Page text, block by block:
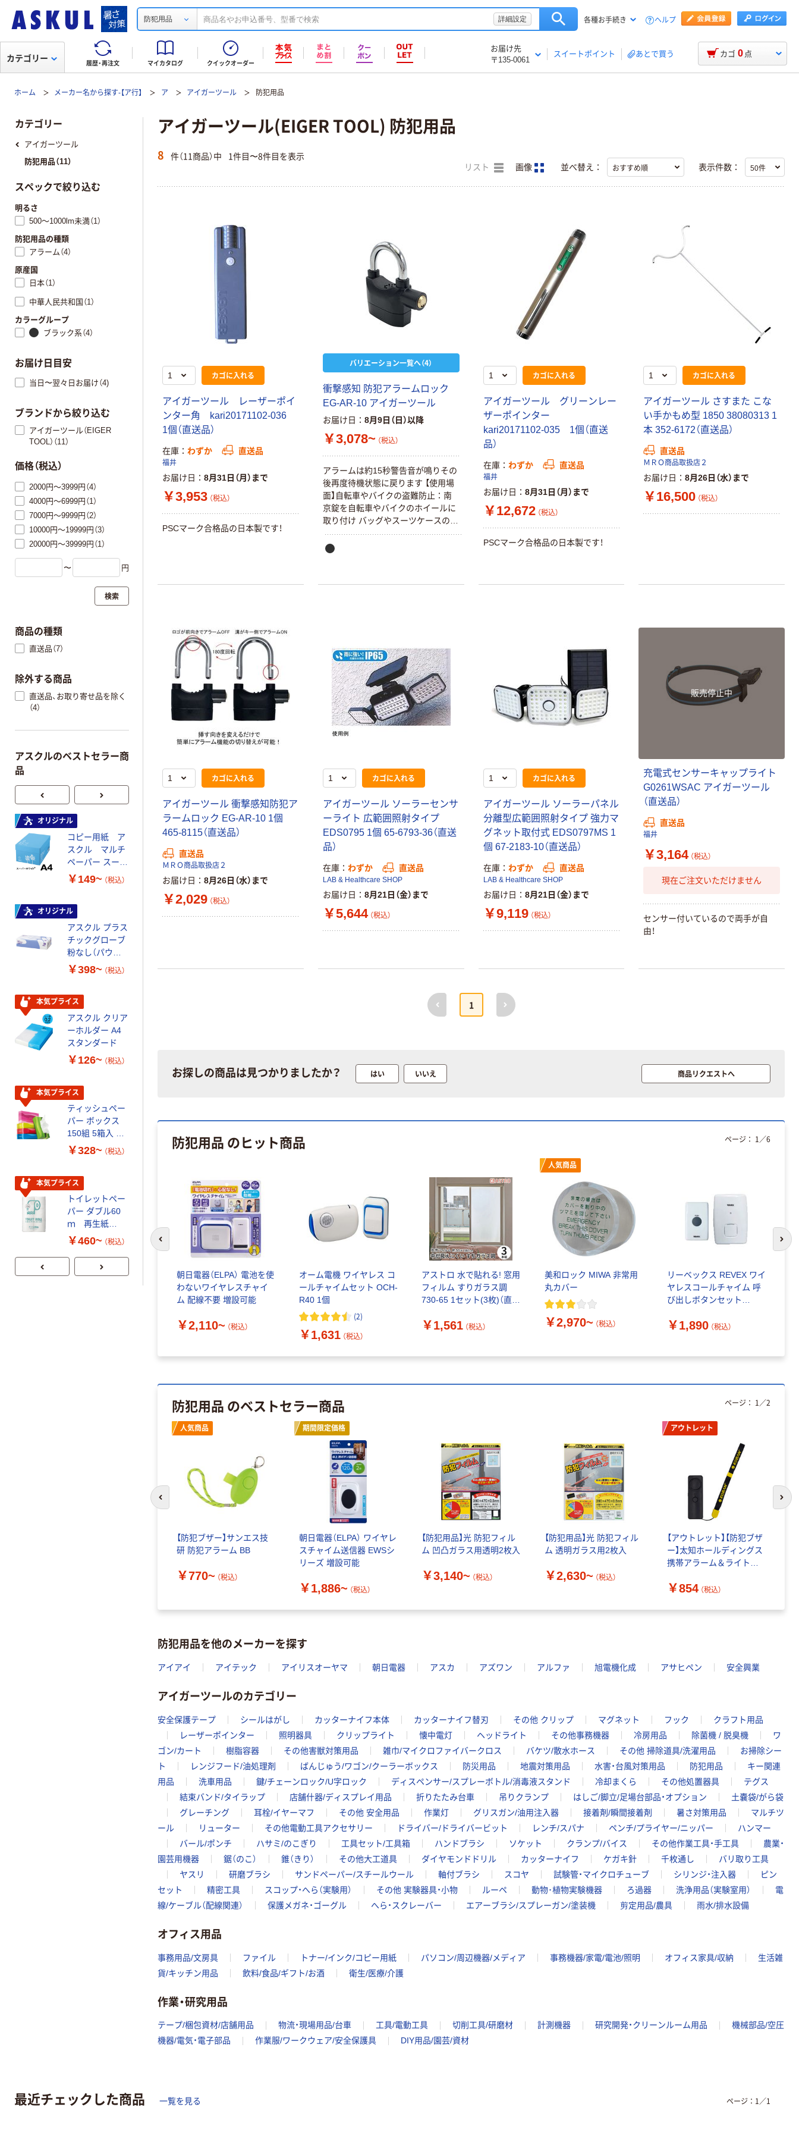
防犯用品 詳細設定 各種お手続き ヘルプ
履歴・再注文 マイカタログ クイックオーダー
お届け先
〒135-0061
スイートポイント あとで買う
カテゴリー カゴ 0 点
ホーム メーカー名から探す-【ア行】 ア アイガーツール 防犯用品
アイガーツール(EIGER TOOL) 防犯用品
8 件（11商品）中 1件目〜8件目を表示
リスト 画像 並べ替え： 表示件数：
カゴに入れる
アイガーツール レーザーポイ
ンター角 kari20171102-036
1個（直送品）
在庫 わずか 直送品
福井
お届け日 8月31日（月）まで
￥3,953 （税込）
PSCマーク合格品の日本製です！
バリエーション一覧へ（4）
衝撃感知 防犯アラームロック
EG-AR-10 アイガーツール
お届け日 8月9日（日）以降
￥3,078~ （税込）
アラームは約15秒警告音が鳴りその
後再度待機状態に戻ります 【使用場
面】自転車やバイクの盗難防止：南
京錠を自転車やバイクのホイールに
取り付け バッグやスーツケースの盗
難防止：南京錠をバッグやスーツケ
ースに取り付け 倉庫や個人宅の盗難
を検知してアラームが鳴ります。学
カゴに入れる
アイガーツール グリーンレー
ザーポインター
kari20171102-035 1個（直送
品）
在庫 わずか 直送品
福井
お届け日 8月31日（月）まで
￥12,672 （税込）
PSCマーク合格品の日本製です！
カゴに入れる
アイガーツール さすまた こな
い手かもめ型 1850 38080313 1
本 352-6172（直送品）
直送品
ＭＲＯ商品取扱店２
お届け日 8月26日（水）まで
￥16,500 （税込）
カゴに入れる
アイガーツール 衝撃感知防犯ア
ラームロック EG-AR-10 1個
465-8115（直送品）
直送品
ＭＲＯ商品取扱店２
お届け日 8月26日（水）まで
￥2,029 （税込）
カゴに入れる
アイガーツール ソーラーセンサ
ーライト 広範囲照射タイプ
EDS0795 1個 65-6793-36（直送
品）
在庫 わずか 直送品
LAB & Healthcare SHOP
お届け日 8月21日（金）まで
￥5,644 （税込）
カゴに入れる
アイガーツール ソーラーパネル
分離型広範囲照射タイプ 強力マ
グネット取付式 EDS0797MS 1
個 67-2183-10（直送品）
在庫 わずか 直送品
LAB & Healthcare SHOP
お届け日 8月21日（金）まで
￥9,119 （税込）
販売停止中
充電式センサーキャップライト
G0261WSAC アイガーツール
（直送品）
直送品
福井
￥3,164 （税込）
現在ご注文いただけません
センサー付いているので両手が自
由！
前へ
1
次へ
お探しの商品は見つかりましたか？ はい いいえ 商品リクエストへ
防犯用品 のヒット商品
防災用
朝日電器（ELPA） 電池を使
わないワイヤレスチャイ
ム 配線不要 増設可能
￥2,110~ （税込）
オーム電機 ワイヤレス コ
ールチャイムセット OCH-
R40 1個
(2)
￥1,631 （税込）
アストロ 水で貼れる! 窓用
フィルム すりガラス調
730-65 1セット(3枚)（直送
￥1,561 （税込）
人気商品
美和ロック MIWA 非常用
丸カバー
￥2,970~ （税込）
リーベックス REVEX ワイ
ヤレスコールチャイム 呼
び出しボタンセット
送品）
￥1,890 （税込）
ページ： 1／6
前のスライドへ 次
防犯用品 のベストセラー商品
人気商品
【防犯ブザー】サンエス技
研 防犯アラーム BB
￥770~ （税込）
期間限定価格
朝日電器（ELPA） ワイヤレ
スチャイム送信器 EWSシ
リーズ 増設可能
￥1,886~ （税込）
【防犯用品】光 防犯フィル
ム 凹凸ガラス用透明2枚入
￥3,140~ （税込）
【防犯用品】光 防犯フィル
ム 透明ガラス用2枚入
￥2,630~ （税込）
アウトレット
【アウトレット】【防犯ブザ
ー】太知ホールディングス
携帯アラーム＆ライト
￥854 （税込）
ページ： 1 ／2
前のスライドへ 次
防犯用品を他のメーカーを探す
アイアイ アイテック アイリスオーヤマ 朝日電器 アスカ アズワン アルファ 旭電機化成 アサヒペン 安全興業
アイガーツールのカテゴリー
安全保護テープ シールはがし カッターナイフ本体 カッターナイフ替刃 その他 クリップ マグネット フック
クラフト用品
レーザーポインター
照明器具 クリップライト 懐中電灯 ヘッドライト その他事務機器 冷房用品 除菌機 / 脱臭機
ワ
ゴン/カート
樹脂容器 その他害獣対策用品 雑巾/マイクロファイバークロス バケツ/散水ホース その他 掃除道具/洗濯用品
お掃除シー
ト
レンジフード/油処理剤 ばんじゅう/ワゴン/クーラーボックス 防災用品 地震対策用品 水害・台風対策用品 防犯用品
キー関連
用品
洗車用品 鍵/チェーンロック/U字ロック ディスペンサー/スプレーボトル/消毒液スタンド 冷却まくら その他処置器具
テグス
結束バンド/タイラップ
店舗什器/ディスプレイ用品 折りたたみ台車 吊りクランプ はしご/脚立/足場台部品・オプション
土嚢袋/がら袋
グレーチング
耳栓/イヤーマフ その他 安全用品 作業灯 グリスガン/油用注入器 接着剤/瞬間接着剤 暑さ対策用品
マルチツ
ール
リューター その他電動工具アクセサリー ドライバー/ドライバービット レンチ/スパナ ペンチ/プライヤー/ニッパー
ハンマー
バール/ポンチ
ハサミ/のこぎり 工具セット/工具箱 ハンドブラシ ソケット クランプ/バイス その他作業工具・手工具
農業・
園芸用機器
鋸（のこ） 錐（きり） その他大工道具 ダイヤモンドドリル カッターナイフ ケガキ針 千枚通し
バリ取り工具
ヤスリ
研磨ブラシ サンドペーパー/スチールウール 軸付ブラシ スコヤ 試験管・マイクロチューブ シリンジ・注入器
ピン
セット
精密工具 スコップ・へら（実験用） その他 実験器具・小物 ルーペ 動物･植物実験機器 ろ過器 洗浄用品（実験室用）
電
線/ケーブル（配線関連）
保護メガネ・ゴーグル へら・スクレーバー エアーブラシ/スプレーガン/塗装機 剪定用品/農具 雨水/排水設備
オフィス用品
事務用品/文房具 ファイル トナー/インク/コピー用紙 パソコン/周辺機器/メディア 事務機器/家電/電池/照明 オフィス家具/収納
生活雑
貨/キッチン用品
飲料/食品/ギフト/お酒 衛生/医療/介護
作業・研究用品
テープ/梱包資材/店舗用品 物流・現場用品/台車 工具/電動工具 切削工具/研磨材 計測機器 研究開発・クリーンルーム用品
機械部品/空圧
機器/電気・電子部品
作業服/ワークウェア/安全保護具 DIY用品/園芸/資材
カテゴリー
アイガーツール
防犯用品（11）
スペックで絞り込む
明るさ
500～1000lm未満（1）
防犯用品の種類
アラーム（4）
原産国
日本（1）
中華人民共和国（1）
カラーグループ
ブラック系（4）
お届け日目安
当日〜翌々日お届け（4)
ブランドから絞り込む
アイガーツール（EIGER
TOOL）（11）
価格（税込）
2000円～3999円（4）
4000円～6999円（1）
7000円～9999円（2）
10000円～19999円（3）
20000円～39999円（1）
〜 円
検索
商品の種類
直送品（7）
除外する商品
直送品、お取り寄せ品を除く
（4）
アスクルのベストセラー商
品
オリジナル
コピー用紙 ア
スクル マルチ
ペーパー スーパ
ーホワイト+
￥149~ （税込）
オリジナル
アスクル プラス
チックグローブ
粉なし（パウダ
ーフリー）
￥398~ （税込）
本気プライス
アスクル クリア
ーホルダー A4
スタンダード
￥126~ （税込）
本気プライス
ティッシュペー
パー ボックス
150組 5箱入 ア
スクル スマート
証
￥328~ （税込）
本気プライス
トイレットペー
パー ダブル60
ｍ 再生紙
100% 6ロール
芯あり FSC認
証
￥460~ （税込）
本気プライス
ペーパータオル
中判 再生紙
100％ 200枚
FSC認証 シング
ル 大王製紙共同
企画 オリジナル
￥149~ （税込）
￥149~ （税込）
スチックグロー
し（パウダーフ
￥298~
本気プライス
嬬恋銘水 ナチュ
ラルミネラルウ
ォーター 500ml
キャップシール
付き／2Lラベル
￥1,037~
（税込）
本気プライス
トイレットペー
パー シングル
120ｍ 再生紙
100% 6ロール
芯あり FSC認
証
￥470~ （税込）
￥686~ （税込）
ス1(アスクル限
スズラン 酒精綿
G バルクタイプ
指定医薬部外品
￥140~ （税込）
オリジナル
【アスクル限定】
ファーストレイ
ト ニトリルグ
ローブ ホワイ
ウダーフリー）
￥698~ （税込）
￥698~ （税込）
本気プライス
ペーパータオル
パー ボックス
本気プライス
アスクル トイ
レのおそうじシ
ート 大王製紙
共同企画 トイ
レクリーナー
トイレシート
オリジナル
￥330~ （税込）
オリジナル
アスクルオリジ
トフィルム A4
サイズ
オリジナル
ペーパー スーパ
ーホワイト+
￥149~ （税込）
￥398~ （税込）
パー ボックス
スクル スマート
トイレットペー
パー ダブル60
ｍ 再生紙
100% 6ロール
証
￥460~ （税込）
最近チェックした商品 一覧を見る ページ： 1／1